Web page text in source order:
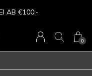
0
AB €100,-